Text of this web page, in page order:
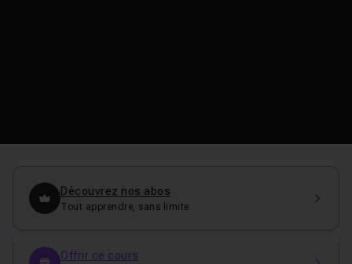
Découvrez nos abos
Tout apprendre, sans limite
Offrir ce cours